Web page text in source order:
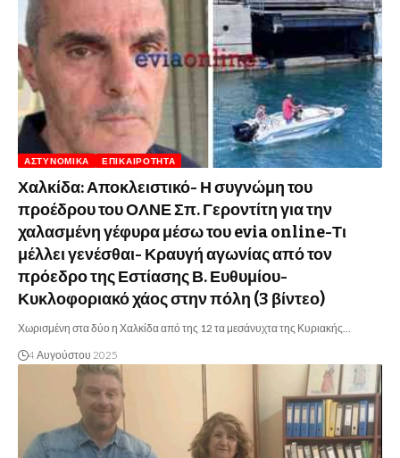
ΑΣΤΥΝΟΜΙΚΆ ΕΠΙΚΑΙΡΌΤΗΤΑ
Χαλκίδα: Αποκλειστικό- Η συγνώμη του
προέδρου του ΟΛΝΕ Σπ. Γεροντίτη για την
χαλασμένη γέφυρα μέσω του evia online-Τι
μέλλει γενέσθαι- Κραυγή αγωνίας από τον
πρόεδρο της Εστίασης Β. Ευθυμίου-
Κυκλοφοριακό χάος στην πόλη (3 βίντεο)
Χωρισμένη στα δύο η Χαλκίδα από της 12 τα μεσάνυχτα της Κυριακής…
4 Αυγούστου 2025